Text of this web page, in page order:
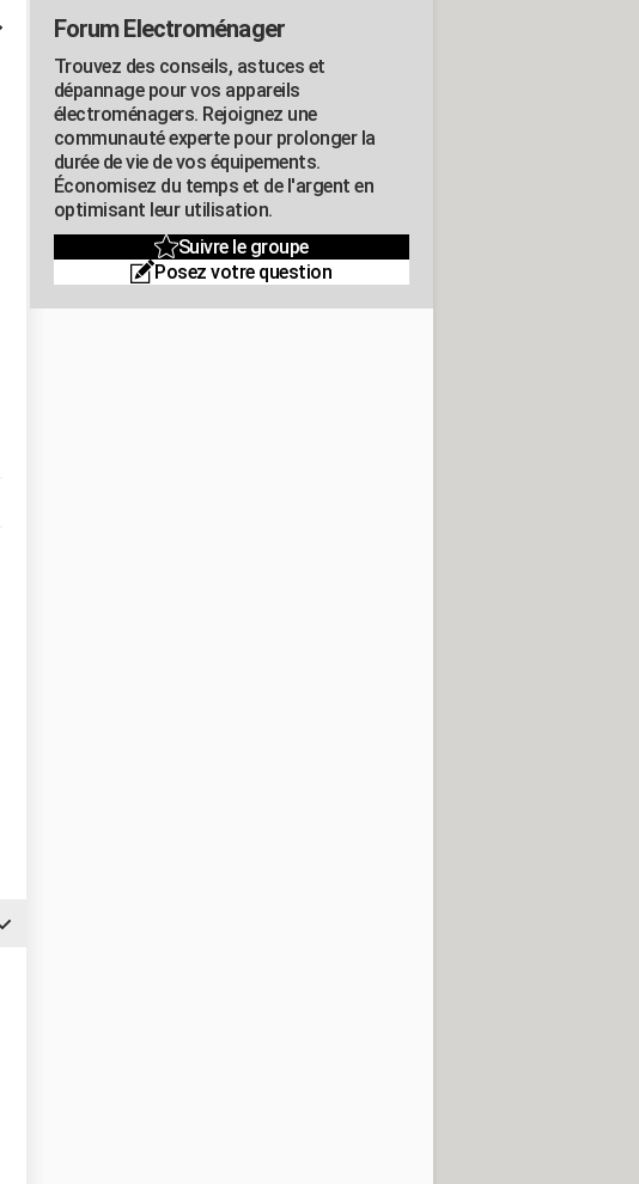
Forum Electroménager
Trouvez des conseils, astuces et
dépannage pour vos appareils
électroménagers. Rejoignez une
communauté experte pour prolonger la
durée de vie de vos équipements.
Économisez du temps et de l'argent en
optimisant leur utilisation.
Suivre le groupe
Posez votre question